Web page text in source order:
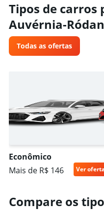
Tipos de carros
Auvérnia-
Todas as ofertas
Econômico
Mais de R$ 146
Ver
Compare os